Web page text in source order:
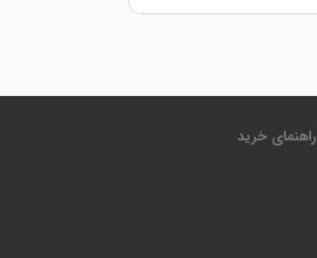
راهنمای خرید